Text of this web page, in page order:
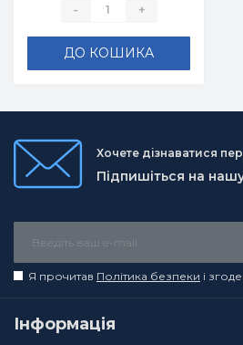
- +
ДО КОШИКА
Хочете дізнаватися
Підпишіться на
Я прочитав Політика безпеки і
Інформація